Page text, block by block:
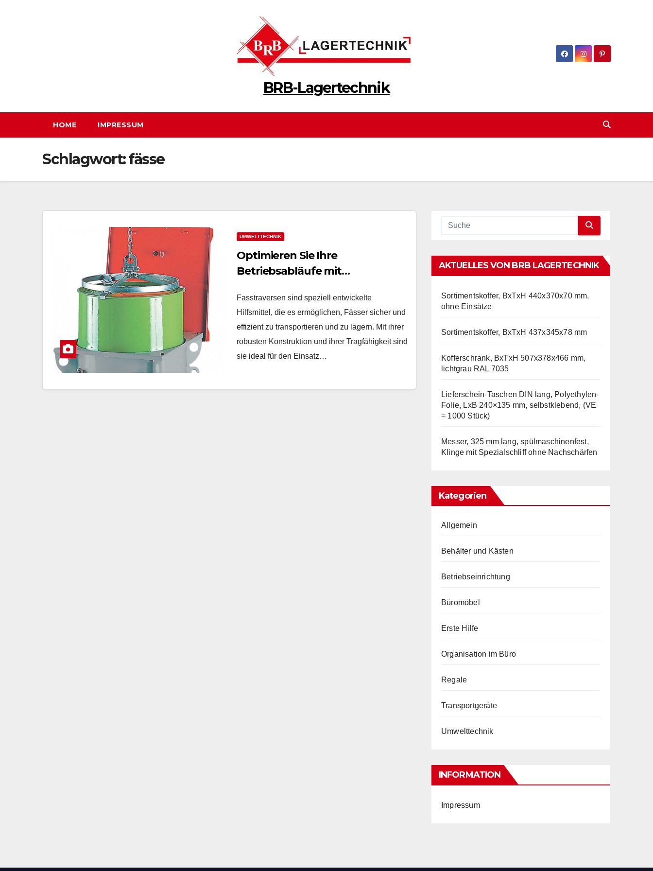
BRB-Lagertechnik
HOME IMPRESSUM
Schlagwort:fässe
UMWELTTECHNIK
Optimieren Sie Ihre
Betriebsabläufe mit
Fässer
Fasstraversen sind speziell entwickelte
Hilfsmittel, die es ermöglichen, Fässer sicher und
effizient zu transportieren und zu lagern. Mit ihrer
robusten Konstruktion und ihrer Tragfähigkeit sind
sie ideal für den Einsatz…
AKTUELLES VON BRB LAGERTECHNIK
Sortimentskoffer, BxTxH 440x370x70 mm,
ohne Einsätze
Sortimentskoffer, BxTxH 437x345x78 mm
Kofferschrank, BxTxH 507x378x466 mm,
lichtgrau RAL 7035
Lieferschein-Taschen DIN lang, Polyethylen-
Folie, LxB 240×135 mm, selbstklebend, (VE
= 1000 Stück)
Messer, 325 mm lang, spülmaschinenfest,
Klinge mit Spezialschliff ohne Nachschärfen
Kategorien
Allgemein
Behälter und Kästen
Betriebseinrichtung
Büromöbel
Erste Hilfe
Organisation im Büro
Regale
Transportgeräte
Umwelttechnik
INFORMATION
Impressum